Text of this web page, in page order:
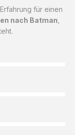
für einen
nach Batman